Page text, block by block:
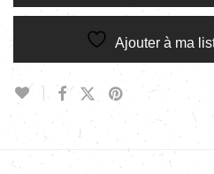
Ajouter à ma